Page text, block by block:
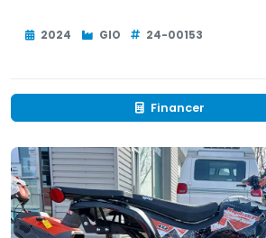
2024 GIO 24-00153
Financer
EN INVENTAIRE Neuf